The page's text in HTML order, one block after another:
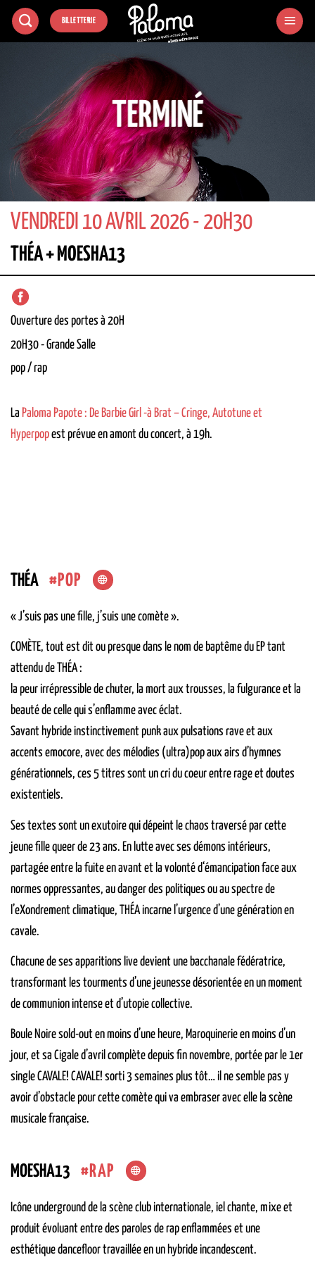
Passer
BILLETTERIE
TERMINÉ
VENDREDI 10 AVRIL 2026 - 20H30
THÉA + MOESHA13
Ouverture des portes à 20H
20H30-Grande Salle
pop / rap
La Paloma Papote : De Barbie Girl -à Brat – Cringe, Autotune et
Hyperpopest prévue en amont du concert, à 19h.
THÉA POP
« J’suis pas une fille, j’suis une comète ».
COMÈTE, tout est dit ou presque dans le nom de baptême du EP tant
attendu de THÉA :
la peur irrépressible de chuter, la mort aux trousses, la fulgurance et la
beauté de celle qui s’enflamme avec éclat.
Savant hybride instinctivement punk aux pulsations rave et aux
accents emocore, avec des mélodies (ultra)pop aux airs d’hymnes
générationnels, ces 5 titres sont un cri du coeur entre rage et doutes
existentiels.
Ses textes sont un exutoire qui dépeint le chaos traversé par cette
jeune fille queer de 23 ans. En lutte avec ses démons intérieurs,
partagée entre la fuite en avant et la volonté d‘émancipation face aux
normes oppressantes, au danger des politiques ou au spectre de
l’eXondrement climatique, THÉA incarne l’urgence d’une génération en
cavale.
Chacune de ses apparitions live devient une bacchanale fédératrice,
transformant les tourments d’une jeunesse désorientée en un moment
de communion intense et d’utopie collective.
Boule Noire sold-out en moins d’une heure, Maroquinerie en moins d’un
jour, et sa Cigale d’avril complète depuis fin novembre, portée par le 1er
single CAVALE! CAVALE! sorti 3 semaines plus tôt… il ne semble pas y
avoir d’obstacle pour cette comète qui va embraser avec elle la scène
musicale française.
MOESHA13 RAP
Icône underground de la scène club internationale, iel chante, mixe et
produit évoluant entre des paroles de rap enflammées et une
esthétique dancefloor travaillée en un hybride incandescent.